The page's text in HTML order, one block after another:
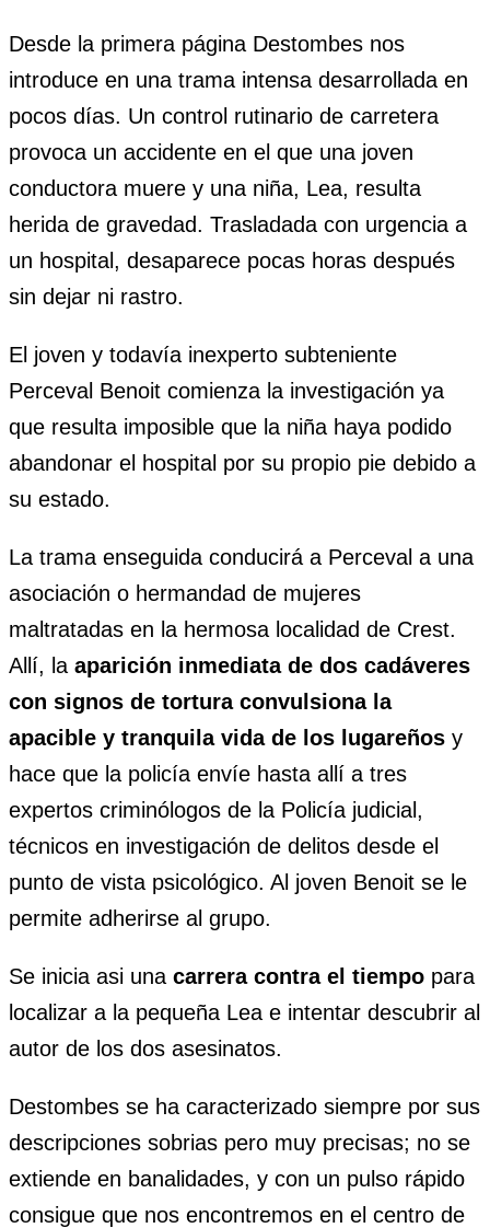
Desde la primera página Destombes nos
introduce en una trama intensa desarrollada en
pocos días. Un control rutinario de carretera
provoca un accidente en el que una joven
conductora muere y una niña, Lea, resulta
herida de gravedad. Trasladada con urgencia a
un hospital, desaparece pocas horas después
sin dejar ni rastro.
El joven y todavía inexperto subteniente
Perceval Benoit comienza la investigación ya
que resulta imposible que la niña haya podido
abandonar el hospital por su propio pie debido a
su estado.
La trama enseguida conducirá a Perceval a una
asociación o hermandad de mujeres
maltratadas en la hermosa localidad de Crest.
Allí, la aparición inmediata de dos cadáveres
con signos de tortura convulsiona la
apacible y tranquila vida de los lugareños y
hace que la policía envíe hasta allí a tres
expertos criminólogos de la Policía judicial,
técnicos en investigación de delitos desde el
punto de vista psicológico. Al joven Benoit se le
permite adherirse al grupo.
Se inicia asi una carrera contra el tiempo para
localizar a la pequeña Lea e intentar descubrir al
autor de los dos asesinatos.
Destombes se ha caracterizado siempre por sus
descripciones sobrias pero muy precisas; no se
extiende en banalidades, y con un pulso rápido
consigue que nos encontremos en el centro de